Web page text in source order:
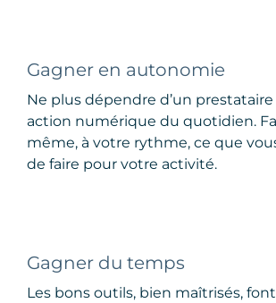
Gagner en autonomie
Ne plus dépendre d’un
action numérique du quotidien.
même, à votre rythme, ce que
de faire pour votre activité.
Gagner du temps
Les bons outils, bien maîtrisés,